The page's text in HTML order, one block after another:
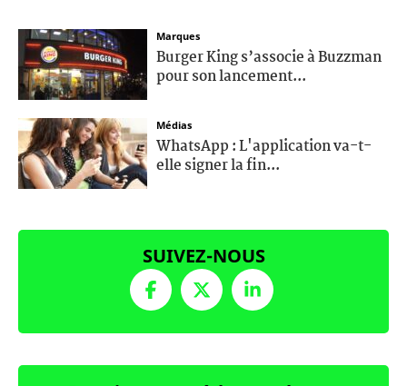
Marques
Burger King s’associe à Buzzman
pour son lancement...
Médias
WhatsApp : L'application va-t-
elle signer la fin...
SUIVEZ-NOUS